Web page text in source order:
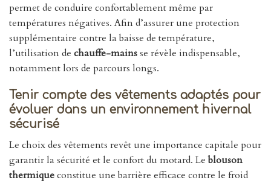
permet de conduire confortablement même par
températures négatives. Afin d’assurer une protection
supplémentaire contre la baisse de température,
l’utilisation de chauffe-mainsse révèle indispensable,
notamment lors de parcours longs.
Tenir compte des vêtements adaptés pour
évoluer dans un environnement hivernal
sécurisé
Le choix des vêtements revêt une importance capitale pour
garantir la sécurité et le confort du motard. Leblouson
thermiqueconstitue une barrière efficace contre le froid